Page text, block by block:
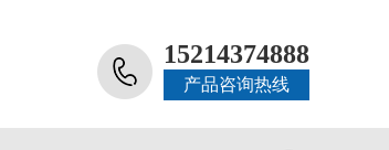
15214374888
产品咨询热线